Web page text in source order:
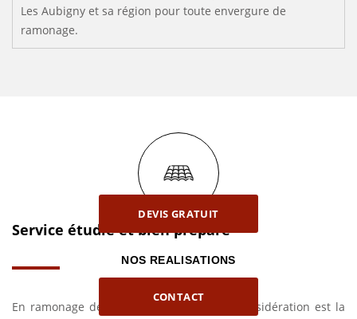
DEVIS GRATUIT
NOS REALISATIONS
CONTACT
Les Aubigny et sa région pour toute envergure de
ramonage.
Service étudié et bien préparé
En ramonage de cheminée, la première considération est la